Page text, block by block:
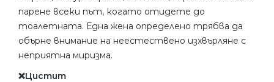
парене всеки път, когато отидете до
тоалетната. Една жена определено трябва да
обърне внимание на неестествено изхвърляне с
неприятна миризма.
❌Цистит